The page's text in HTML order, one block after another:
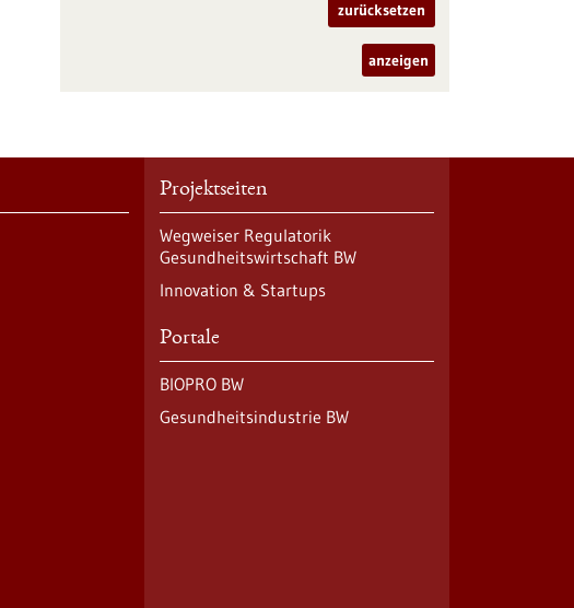
zurücksetzen
anzeigen
Projektseiten
Wegweiser Regulatorik
Gesundheitswirtschaft BW
Innovation & Startups
Portale
BIOPRO BW
Gesundheitsindustrie BW